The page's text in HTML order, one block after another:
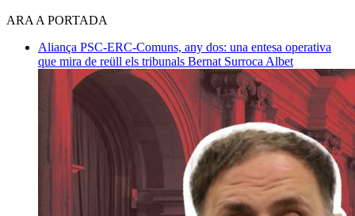
ARA A PORTADA
Aliança PSC-ERC-Comuns, any dos: una entesa operativa
que mira de reüll els tribunals Bernat Surroca Albet